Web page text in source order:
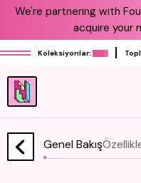
We're partnering with
acquire your
Koleksiyonlar:
Genel Bakış